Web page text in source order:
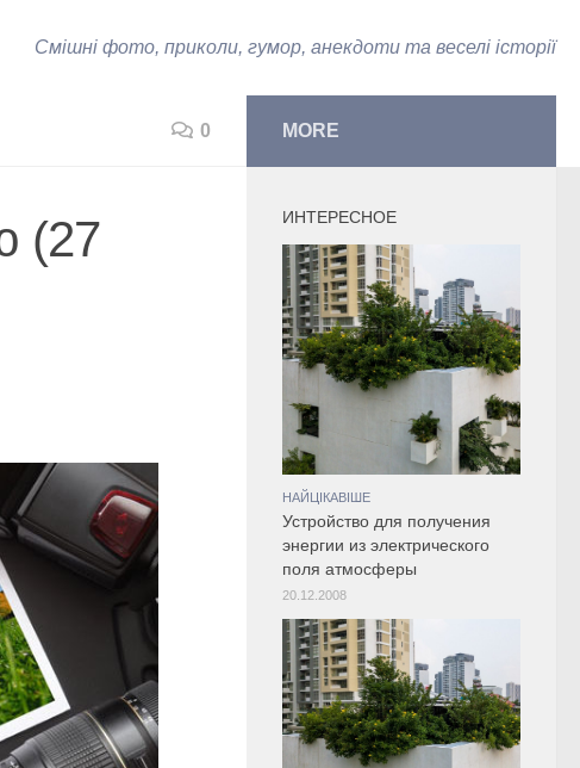
Смішні фото, приколи, гумор, анекдоти та веселі історії
0
(27
MORE
ИНТЕРЕСНОЕ
НАЙЦІКАВІШЕ
Устройство для получения
энергии из электрического
поля атмосферы
20.12.2008